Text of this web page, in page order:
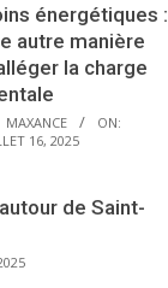
énergétiques :
autre manière
la charge
MAXANCE
ON:
16, 2025
de Saint-